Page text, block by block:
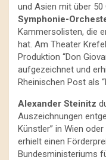
und Asien mit über
Symphonie-
Kammersolisten, die
hat. Am Theater
Produktion “Don
aufgezeichnet und
Rheinischen Post als
Alexander Steinitz
Auszeichnungen
Künstler” in Wien
erhielt einen
Bundesministeriums